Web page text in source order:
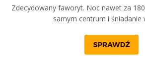
Zdecydowany faworyt. Noc nawet za
samym centrum i śniadanie